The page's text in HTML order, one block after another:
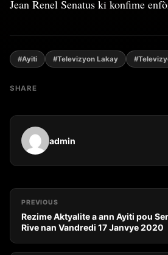
Jean Renel Senatus ki konfime
#Ayiti #Televizyon Lakay
SHARE
admin
PREVIOUS
Rezime Aktyalite a ann Ayiti pou
Rive nan Vandredi 17 Janvye 2020